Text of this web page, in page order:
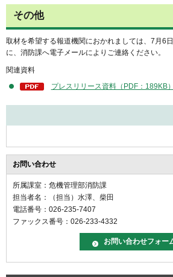
その他
取材を希望する報道機関におかれましては、7月6
に、消防課へ電子メールによりご連絡ください。
関連資料
プレスリリース資料（PDF：189KB）
お問い合わせ
所属課室：危機管理部消防課
担当者名：（担当）水澤、柴田
電話番号：026-235-7407
ファックス番号：026-233-4332